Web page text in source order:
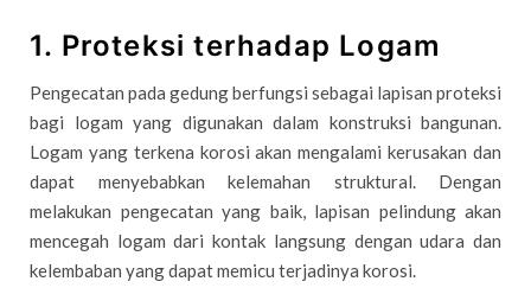
1. Proteksi terhadap Logam
Pengecatan pada gedung berfungsi sebagai lapisan proteksi
bagi logam yang digunakan dalam konstruksi bangunan.
Logam yang terkena korosi akan mengalami kerusakan dan
dapat menyebabkan kelemahan struktural. Dengan
melakukan pengecatan yang baik, lapisan pelindung akan
mencegah logam dari kontak langsung dengan udara dan
kelembaban yang dapat memicu terjadinya korosi.